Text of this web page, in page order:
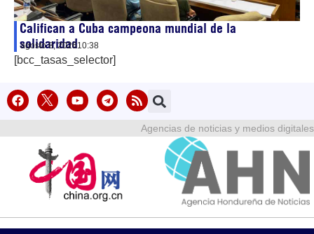
Califican a Cuba campeona mundial de la
solidaridad
agosto 8, 202610:38
[bcc_tasas_selector]
Agencias de noticias y medios digitales